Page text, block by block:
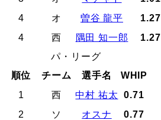
4
オ 曽谷 龍平
1.27
4
西 隅田 知一郎
1.27
パ・リーグ
順位
チーム 選手名
WHIP
1
西 中村 祐太
0.71
2
ソ オスナ
0.77